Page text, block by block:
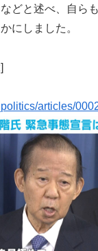
どと述べ、自ら
にしました。
articles/